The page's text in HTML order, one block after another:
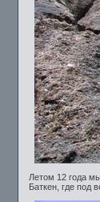
Летом 12 года
Баткен, где под